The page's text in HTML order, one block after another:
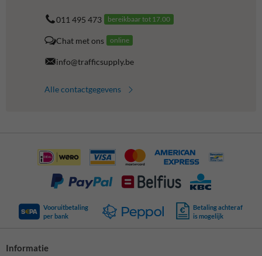
011 495 473 bereikbaar tot 17.00
Chat met ons online
info@trafficsupply.be
Alle contactgegevens
Vooruitbetaling
per bank
Betaling achteraf
is mogelijk
Informatie